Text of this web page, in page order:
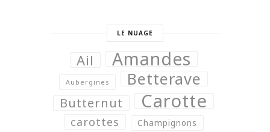
LE NUAGE
Ail Amandes
Aubergines Betterave
Butternut Carotte
carottes Champignons